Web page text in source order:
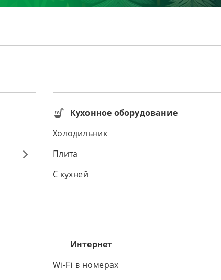
Кухонное оборудование
Холодильник
Плита
С кухней
Интернет
Wi-Fi в номерах